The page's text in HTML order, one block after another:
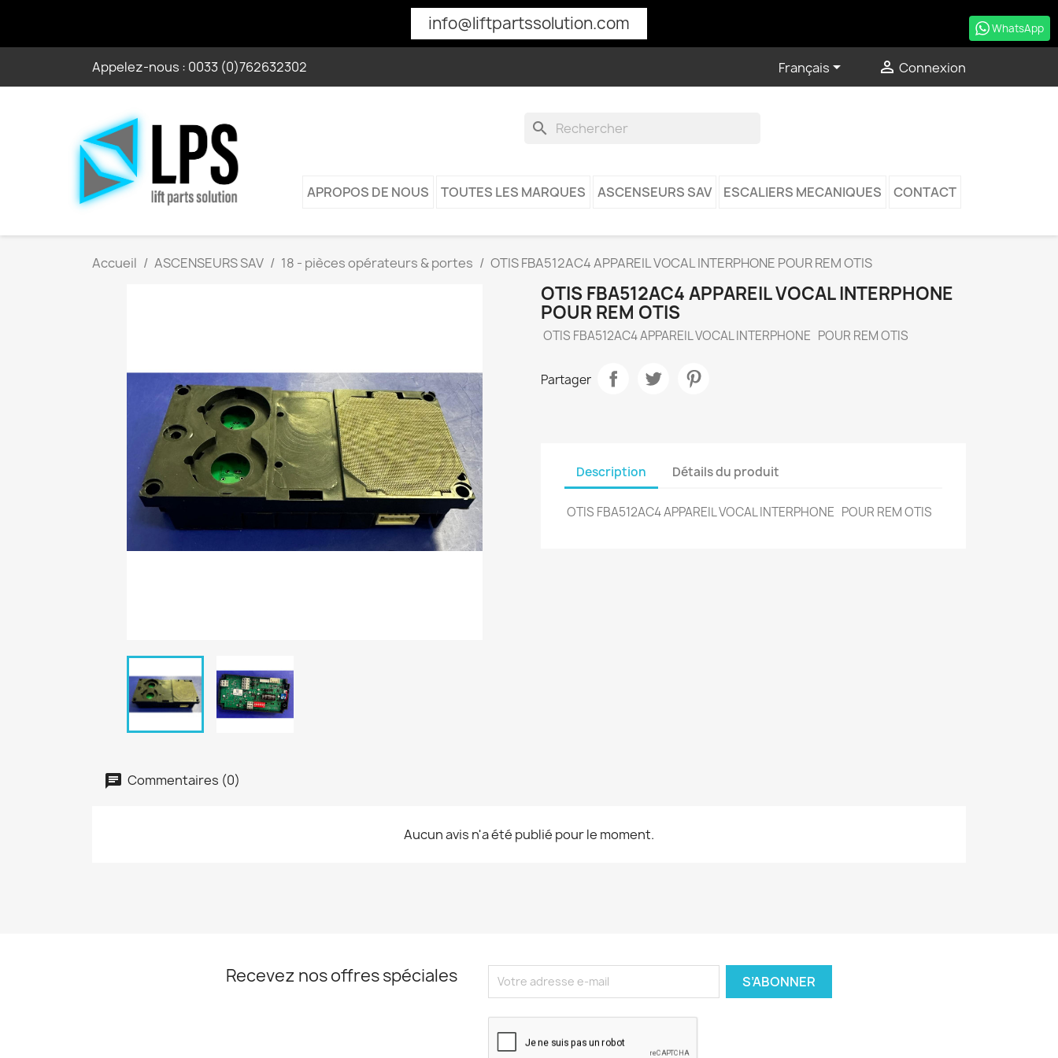
info@liftpartssolution.com
Appelez-nous : 0033 (0)762632302 Français  Connexion
search
APROPOS DE NOUS TOUTES LES MARQUES ASCENSEURS SAV ESCALIERS MECANIQUES CONTACT
Accueil ASCENSEURS SAV 18 - pièces opérateurs & portes OTIS FBA512AC4 APPAREIL VOCAL INTERPHONE POUR REM OTIS
OTIS FBA512AC4 APPAREIL VOCAL INTERPHONE
POUR REM OTIS
OTIS FBA512AC4 APPAREIL VOCAL INTERPHONE POUR REM OTIS
Partager
Description Détails du produit
OTIS FBA512AC4 APPAREIL VOCAL INTERPHONE POUR REM OTIS
Commentaires (0)
Aucun avis n'a été publié pour le moment.
Recevez nos offres spéciales
WhatsApp